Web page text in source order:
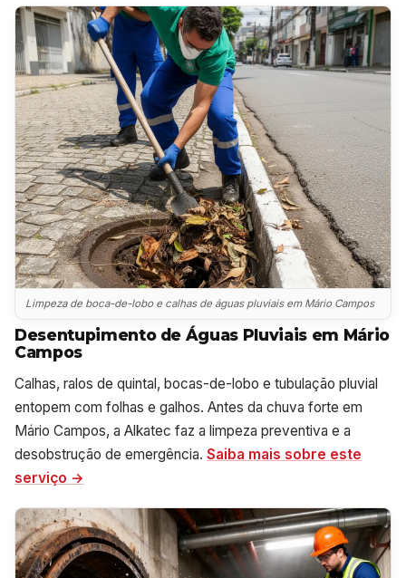
Limpeza de boca-de-lobo e calhas de águas pluviais em Mário Campos
Desentupimento de Águas Pluviais em Mário
Campos
Calhas, ralos de quintal, bocas-de-lobo e tubulação pluvial
entopem com folhas e galhos. Antes da chuva forte em
Mário Campos, a Alkatec faz a limpeza preventiva e a
desobstrução de emergência. Saiba mais sobre este
serviço →